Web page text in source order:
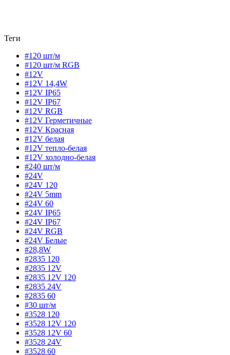
Теги
#120 шт/м
#120 шт/м RGB
#12V
#12V 14,4W
#12V IP65
#12V IP67
#12V RGB
#12V Герметичные
#12V Красная
#12V белая
#12V тепло-белая
#12V холодно-белая
#240 шт/м
#24V
#24V 120
#24V 5mm
#24V 60
#24V IP65
#24V IP67
#24V RGB
#24V Белые
#28,8W
#2835 120
#2835 12V
#2835 12V 120
#2835 24V
#2835 60
#30 шт/м
#3528 120
#3528 12V 120
#3528 12V 60
#3528 24V
#3528 60